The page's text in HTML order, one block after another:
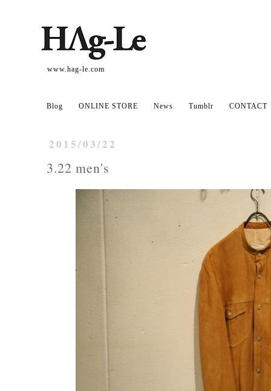
www.hag-le.com
Blog ONLINE STORE News Tumblr CONTACT
2015/03/22
3.22 men's